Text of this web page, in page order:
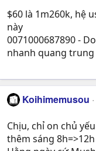
$60 là 1m260k, hệ
này
0071000687890 -
nhanh quang trung
Koihimemusou
Chịu, chỉ on chủ
thêm sáng 8h=>12h